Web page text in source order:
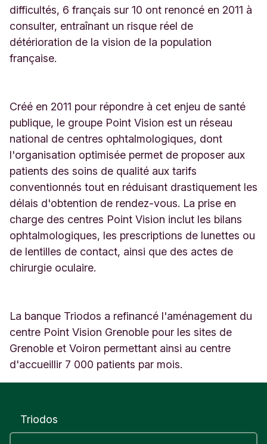
b
l
r
e
difficultés, 6 français sur 10 ont renoncé en 2011 à
consulter, entraînant un risque réel de
détérioration de la vision de la population
française.
Créé en 2011 pour répondre à cet enjeu de santé
publique, le groupe Point Vision est un réseau
national de centres ophtalmologiques, dont
l'organisation optimisée permet de proposer aux
patients des soins de qualité aux tarifs
conventionnés tout en réduisant drastiquement les
délais d'obtention de rendez-vous. La prise en
charge des centres Point Vision inclut les bilans
ophtalmologiques, les prescriptions de lunettes ou
de lentilles de contact, ainsi que des actes de
chirurgie oculaire.
La banque Triodos a refinancé l'aménagement du
centre Point Vision Grenoble pour les sites de
Grenoble et Voiron permettant ainsi au centre
d'accueillir 7 000 patients par mois.
Triodos